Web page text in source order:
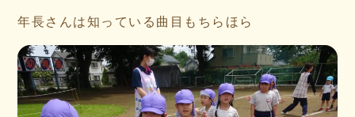
年長さんは知っている曲目もちらほら